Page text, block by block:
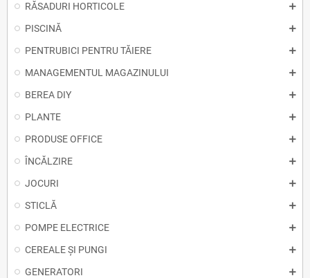
RĂSADURI HORTICOLE
PISCINĂ
PENTRUBICI PENTRU TĂIERE
MANAGEMENTUL MAGAZINULUI
BEREA DIY
PLANTE
PRODUSE OFFICE
ÎNCĂLZIRE
JOCURI
STICLĂ
POMPE ELECTRICE
CEREALE ȘI PUNGI
GENERATORI